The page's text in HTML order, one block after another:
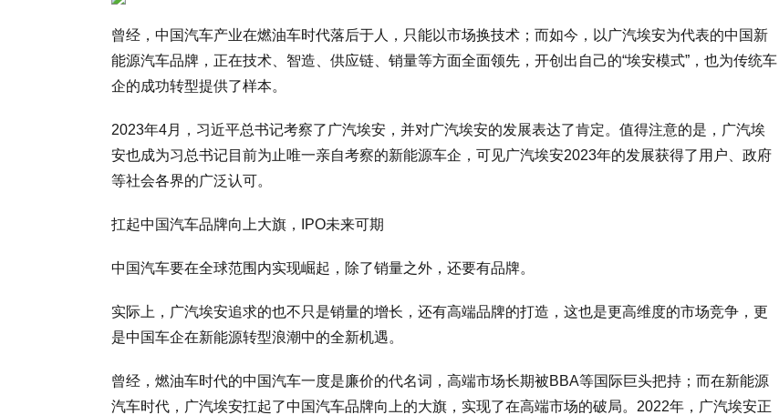
曾经，中国汽车产业在燃油车时代落后于人，只能以市场换技术；而如今，以广汽埃安为代表的中国新
能源汽车品牌，正在技术、智造、供应链、销量等方面全面领先，开创出自己的“埃安模式”，也为传统车
企的成功转型提供了样本。
2023年4月，习近平总书记考察了广汽埃安，并对广汽埃安的发展表达了肯定。值得注意的是，广汽埃
安也成为习总书记目前为止唯一亲自考察的新能源车企，可见广汽埃安2023年的发展获得了用户、政府
等社会各界的广泛认可。
扛起中国汽车品牌向上大旗，IPO未来可期
中国汽车要在全球范围内实现崛起，除了销量之外，还要有品牌。
实际上，广汽埃安追求的也不只是销量的增长，还有高端品牌的打造，这也是更高维度的市场竞争，更
是中国车企在新能源转型浪潮中的全新机遇。
曾经，燃油车时代的中国汽车一度是廉价的代名词，高端市场长期被BBA等国际巨头把持；而在新能源
汽车时代，广汽埃安扛起了中国汽车品牌向上的大旗，实现了在高端市场的破局。2022年，广汽埃安正